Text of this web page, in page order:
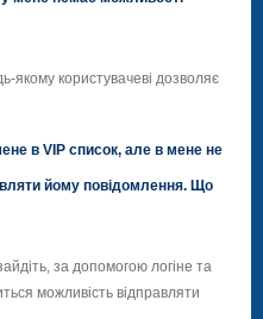
якому користувачеві дозволяє
в VIP список, але в мене не
йому повідомлення. Що
за допомогою логінe та
можливість відправляти